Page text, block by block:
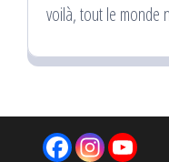
voilà, tout le monde